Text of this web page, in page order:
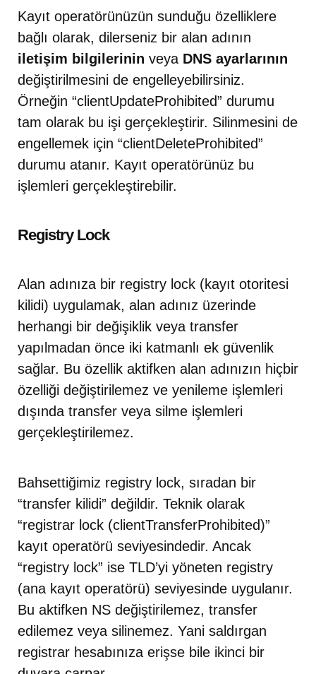
Kayıt operatörünüzün sunduğu özelliklere
bağlı olarak, dilerseniz bir alan adının
iletişim bilgilerinin veya DNS ayarlarının
değiştirilmesini de engelleyebilirsiniz.
Örneğin “clientUpdateProhibited” durumu
tam olarak bu işi gerçekleştirir. Silinmesini de
engellemek için “clientDeleteProhibited”
durumu atanır. Kayıt operatörünüz bu
işlemleri gerçekleştirebilir.
Registry Lock
Alan adınıza bir registry lock (kayıt otoritesi
kilidi) uygulamak, alan adınız üzerinde
herhangi bir değişiklik veya transfer
yapılmadan önce iki katmanlı ek güvenlik
sağlar. Bu özellik aktifken alan adınızın hiçbir
özelliği değiştirilemez ve yenileme işlemleri
dışında transfer veya silme işlemleri
gerçekleştirilemez.
Bahsettiğimiz registry lock, sıradan bir
“transfer kilidi” değildir. Teknik olarak
“registrar lock (clientTransferProhibited)”
kayıt operatörü seviyesindedir. Ancak
“registry lock” ise TLD’yi yöneten registry
(ana kayıt operatörü) seviyesinde uygulanır.
Bu aktifken NS değiştirilemez, transfer
edilemez veya silinemez. Yani saldırgan
registrar hesabınıza erişse bile ikinci bir